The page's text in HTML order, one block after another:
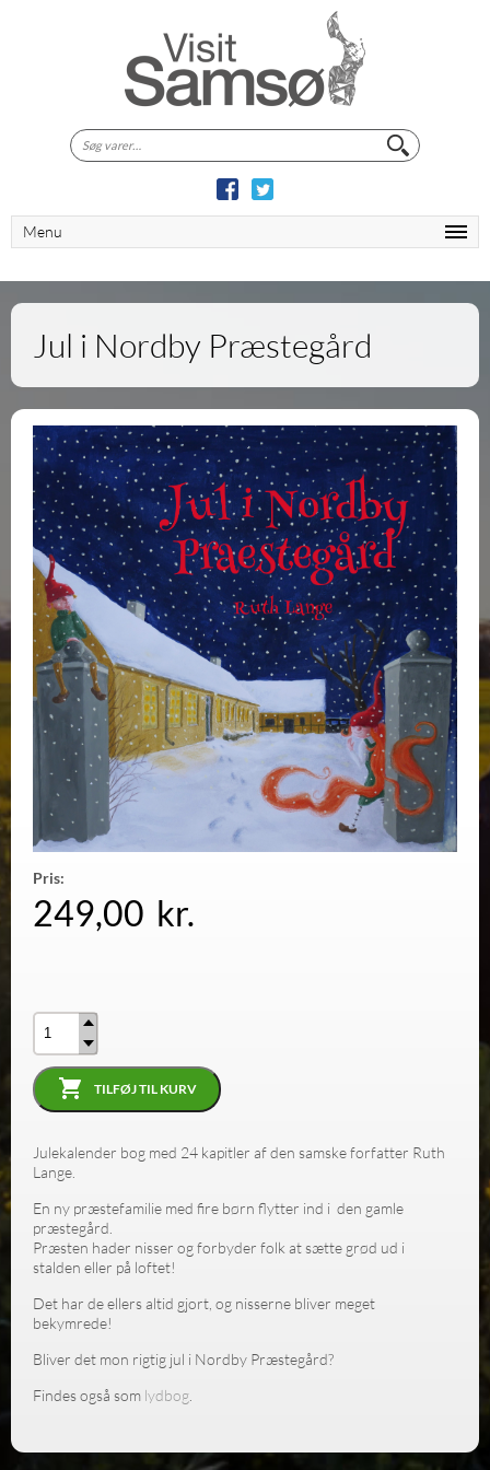
Søg
efter:
Menu
Jul i Nordby Præstegård
Pris:
249,00 kr.
TILFØJ TIL KURV
Julekalender bog med 24 kapitler af den samske forfatter Ruth
Lange.
En ny præstefamilie med fire børn flytter ind i den gamle
præstegård.
Præsten hader nisser og forbyder folk at sætte grød ud i
stalden eller på loftet!
Det har de ellers altid gjort, og nisserne bliver meget
bekymrede!
Bliver det mon rigtig jul i Nordby Præstegård?
Findes også som lydbog